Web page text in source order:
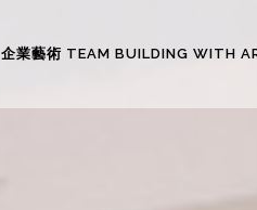
企業藝術 TEAM BUILDING WITH